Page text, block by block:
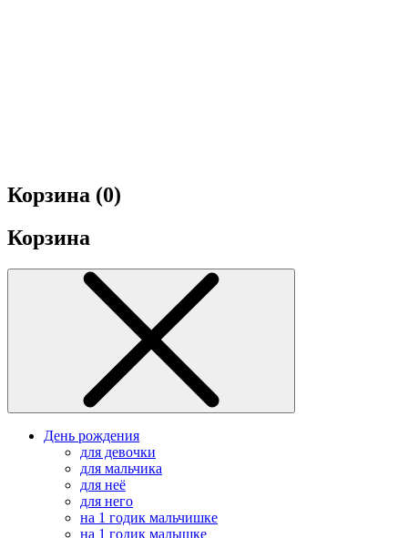
Корзина (0)
Корзина
День рождения
для девочки
для мальчика
для неё
для него
на 1 годик мальчишке
на 1 годик малышке